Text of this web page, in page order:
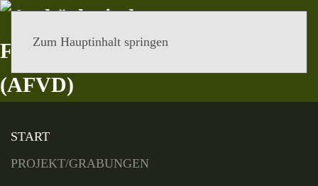
Zum Hauptinhalt springen
START
PROJEKT/GRABUNGEN